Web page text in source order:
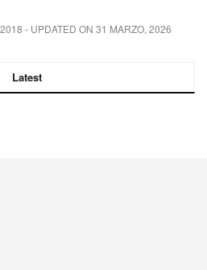
- UPDATED ON 31 MARZO, 2026
Latest